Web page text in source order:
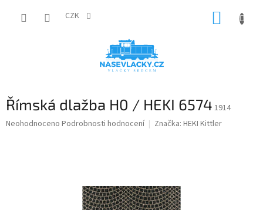
CZK
Římská dlažba H0 / HEKI 6574 1914
Průměrné
Neohodnoceno Podrobnosti hodnocení Značka: HEKI Kittler